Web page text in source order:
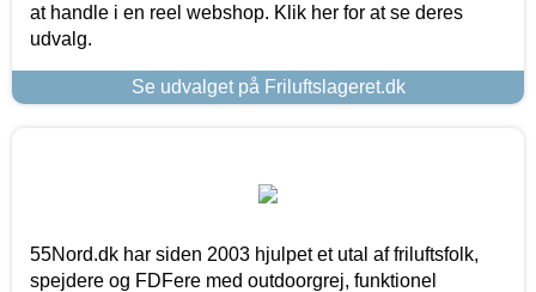
at handle i en reel webshop. Klik her for at se deres
udvalg.
Se udvalget på Friluftslageret.dk
55Nord.dk har siden 2003 hjulpet et utal af friluftsfolk,
spejdere og FDFere med outdoorgrej, funktionel